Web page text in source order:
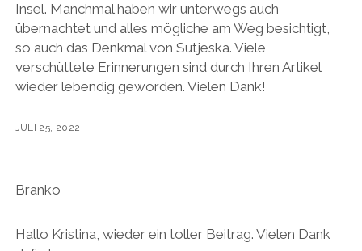
Insel. Manchmal haben wir unterwegs auch
übernachtet und alles mögliche am Weg besichtigt,
so auch das Denkmal von Sutjeska. Viele
verschüttete Erinnerungen sind durch Ihren Artikel
wieder lebendig geworden. Vielen Dank!
JULI 25, 2022
Branko
Hallo Kristina, wieder ein toller Beitrag. Vielen Dank